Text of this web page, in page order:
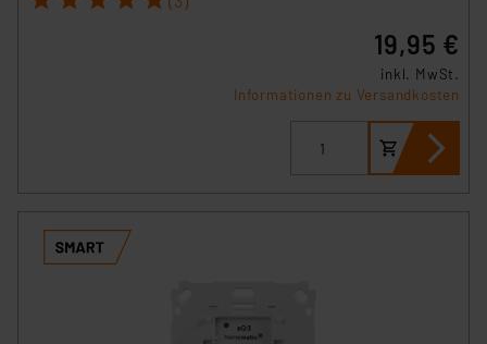
19,95 €
inkl. MwSt.
Informationen zu Versandkosten